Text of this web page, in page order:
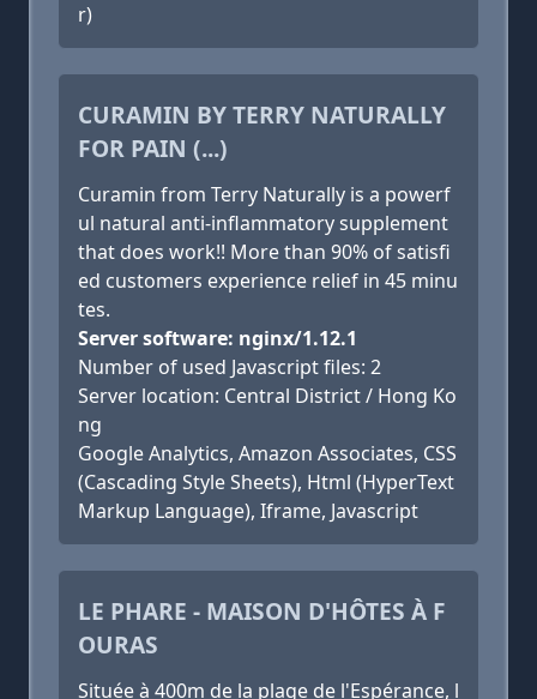
r)
CURAMIN BY TERRY NATURALLY
FOR PAIN (...)
Curamin from Terry Naturally is a powerf
ul natural anti-inflammatory supplement
that does work!! More than 90% of satisfi
ed customers experience relief in 45 minu
tes.
Server software: nginx/1.12.1
Number of used Javascript files: 2
Server location: Central District / Hong Ko
ng
Google Analytics, Amazon Associates, CSS
(Cascading Style Sheets), Html (HyperText
Markup Language), Iframe, Javascript
LE PHARE - MAISON D'HÔTES À F
OURAS
Située à 400m de la plage de l'Espérance, l